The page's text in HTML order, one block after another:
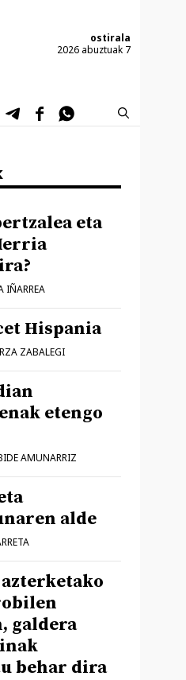
ostirala
2026 abuztuak 7
eta
IÑARREA
Hispania
ZABALEGI
etengo
AMUNARRIZ
alde
galdera
behar dira